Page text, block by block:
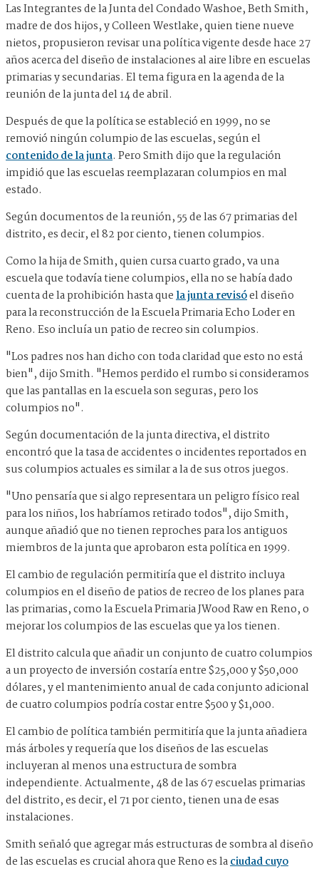
Las Integrantes de la Junta del Condado Washoe, Beth Smith,
madre de dos hijos, y Colleen Westlake, quien tiene nueve
nietos, propusieron revisar una política vigente desde hace 27
años acerca del diseño de instalaciones al aire libre en escuelas
primarias y secundarias. El tema figura en la agenda de la
reunión de la junta del 14 de abril.
Después de que la política se estableció en 1999, no se
removió ningún columpio de las escuelas, según el
contenido de la junta. Pero Smith dijo que la regulación
impidió que las escuelas reemplazaran columpios en mal
estado.
Según documentos de la reunión, 55 de las 67 primarias del
distrito, es decir, el 82 por ciento, tienen columpios.
Como la hija de Smith, quien cursa cuarto grado, va una
escuela que todavía tiene columpios, ella no se había dado
cuenta de la prohibición hasta quela junta revisóel diseño
para la reconstrucción de la Escuela Primaria Echo Loder en
Reno. Eso incluía un patio de recreo sin columpios.
"Los padres nos han dicho con toda claridad que esto no está
bien", dijo Smith. "Hemos perdido el rumbo si consideramos
que las pantallas en la escuela son seguras, pero los
columpios no".
Según documentación de la junta directiva, el distrito
encontró que la tasa de accidentes o incidentes reportados en
sus columpios actuales es similar a la de sus otros juegos.
"Uno pensaría que si algo representara un peligro físico real
para los niños, los habríamos retirado todos", dijo Smith,
aunque añadió que no tienen reproches para los antiguos
miembros de la junta que aprobaron esta política en 1999.
El cambio de regulación permitiría que el distrito incluya
columpios en el diseño de patios de recreo de los planes para
las primarias, como la Escuela Primaria JWood Raw en Reno, o
mejorar los columpios de las escuelas que ya los tienen.
El distrito calcula que añadir un conjunto de cuatro columpios
a un proyecto de inversión costaría entre $25,000 y $50,000
dólares, y el mantenimiento anual de cada conjunto adicional
de cuatro columpios podría costar entre $500 y $1,000.
El cambio de política también permitiría que la junta añadiera
más árboles y requería que los diseños de las escuelas
incluyeran al menos una estructura de sombra
independiente. Actualmente, 48 de las 67 escuelas primarias
del distrito, es decir, el 71 por ciento, tienen una de esas
instalaciones.
Smith señaló que agregar más estructuras de sombra al diseño
de las escuelas es crucial ahora que Reno es laciudad cuyo